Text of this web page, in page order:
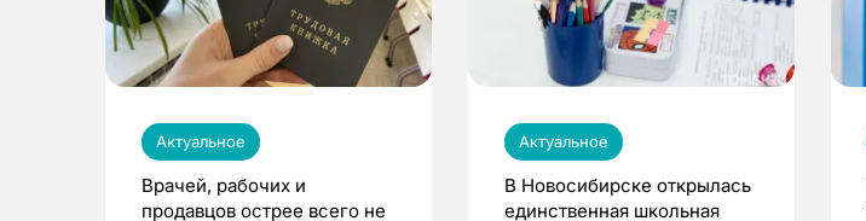
Актуальное
Врачей, рабочих и
продавцов острее всего не
Актуальное
В Новосибирске открылась
единственная школьная